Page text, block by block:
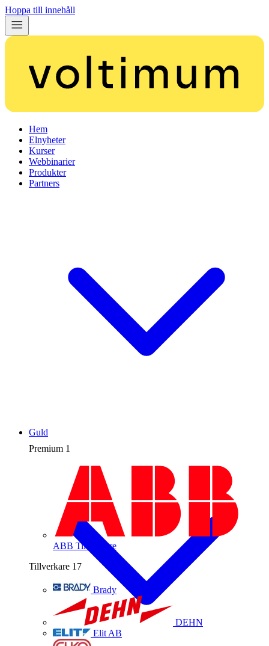
Hoppa till innehåll
Hem
Elnyheter
Kurser
Webbinarier
Produkter
Partners
Premium 1
ABB Tillverkare
Tillverkare 17
Brady
DEHN
Elit AB
Guld